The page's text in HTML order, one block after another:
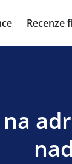
Recenze